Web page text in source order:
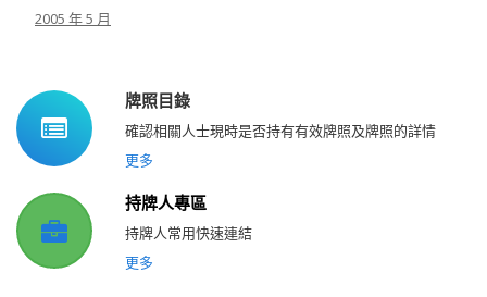
2005 年 5 月
牌照目錄
確認相關人士現時是否持有有效牌照及牌照的詳情
更多
持牌人專區
持牌人常用快速連結
更多